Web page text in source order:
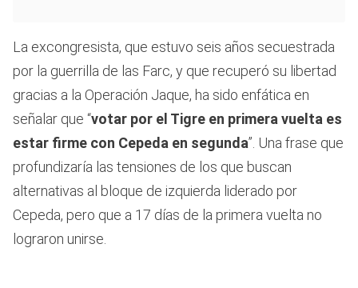
La excongresista, que estuvo seis años secuestrada
por la guerrilla de las Farc, y que recuperó su libertad
gracias a la Operación Jaque, ha sido enfática en
señalar que “votar por el Tigre en primera vuelta es
estar firme con Cepeda en segunda”. Una frase que
profundizaría las tensiones de los que buscan
alternativas al bloque de izquierda liderado por
Cepeda, pero que a 17 días de la primera vuelta no
lograron unirse.